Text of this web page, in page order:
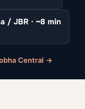
/ JBR · ~8 min
Central →